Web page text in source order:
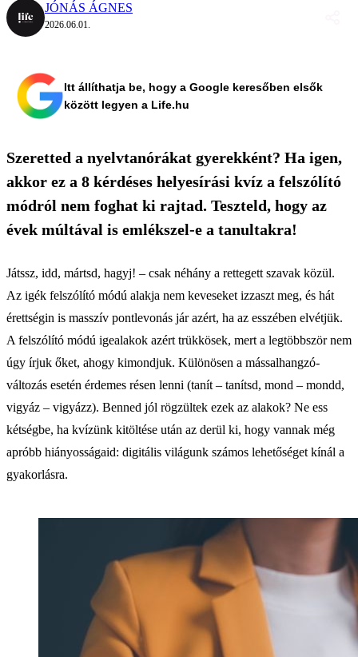
JÓNÁS ÁGNES
2026.06.01.
Itt állíthatja be, hogy a Google keresőben elsők
között legyen a Life.hu
Szeretted a nyelvtanórákat gyerekként? Ha igen,
akkor ez a 8 kérdéses helyesírási kvíz a felszólító
módról nem foghat ki rajtad. Teszteld, hogy az
évek múltával is emlékszel-e a tanultakra!
Játssz, idd, mártsd, hagyj! – csak néhány a rettegett szavak közül.
Az igék felszólító módú alakja nem keveseket izzaszt meg, és hát
érettségin is masszív pontlevonás jár azért, ha az esszében elvétjük.
A felszólító módú igealakok azért trükkösek, mert a legtöbbször nem
úgy írjuk őket, ahogy kimondjuk. Különösen a mássalhangzó-
változás esetén érdemes résen lenni (tanít – tanítsd, mond – mondd,
vigyáz – vigyázz). Benned jól rögzültek ezek az alakok? Ne ess
kétségbe, ha kvízünk kitöltése után az derül ki, hogy vannak még
apróbb hiányosságaid: digitális világunk számos lehetőséget kínál a
gyakorlásra.